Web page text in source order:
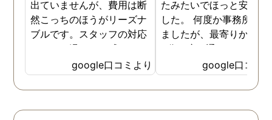
出ていませんが、費用は断
然こっちのほうがリーズナ
ブルです。スタッフの対応
なんかも温かみを感じま
す。はじめからこちらにす
ればよかったです😢 …
google口コミより
たみたいでほっと安心し
した。 何度か事務所に
ましたが、最寄りから徒
3分程度で通いやすかっ
google口コミ